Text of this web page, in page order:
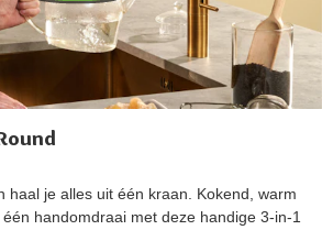
haal je alles uit één kraan. Kokend, warm
handomdraai met deze handige 3-in-1